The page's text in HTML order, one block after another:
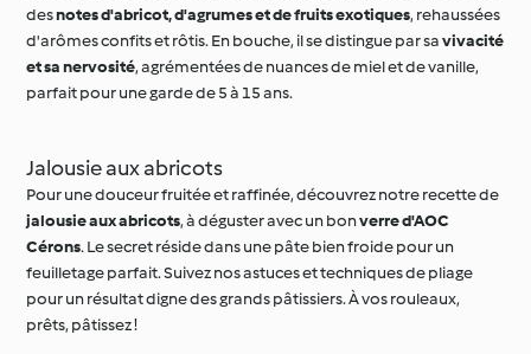
desnotes d'abricot, d'agrumes et de fruits exotiques, rehaussées
d'arômes confits et rôtis. En bouche, il se distingue par savivacité
et sa nervosité, agrémentées de nuances de miel et de vanille,
parfait pour une garde de 5 à 15 ans.
Jalousie aux abricots
Pour une douceur fruitée et raffinée, découvrez notre recette de
jalousie aux abricots, à déguster avec un bonverre d'AOC
Cérons. Le secret réside dans une pâte bien froide pour un
feuilletage parfait. Suivez nos astuces et techniques de pliage
pour un résultat digne des grands pâtissiers. À vos rouleaux,
prêts, pâtissez !